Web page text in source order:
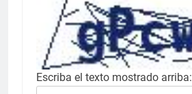
Escriba el texto mostrado arriba: